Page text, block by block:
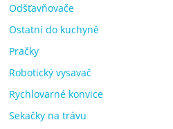
Odšťavňovače
Ostatní do kuchyně
Pračky
Robotický vysavač
Rychlovarné konvice
Sekačky na trávu